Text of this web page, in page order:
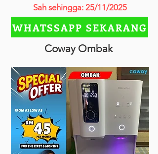
Sah sehingga: 25/11/2025
WHATSSAPP SEKARANG
Coway Ombak